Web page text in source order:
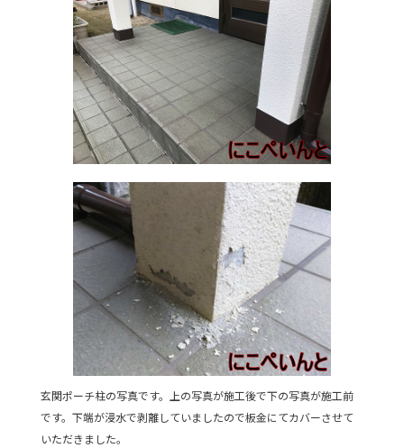
玄関ポーチ柱の写真です。上の写真が施工後で下の写真が施工前
です。下端が浸水で剥離していましたので板金にてカバーさせて
いただきました。